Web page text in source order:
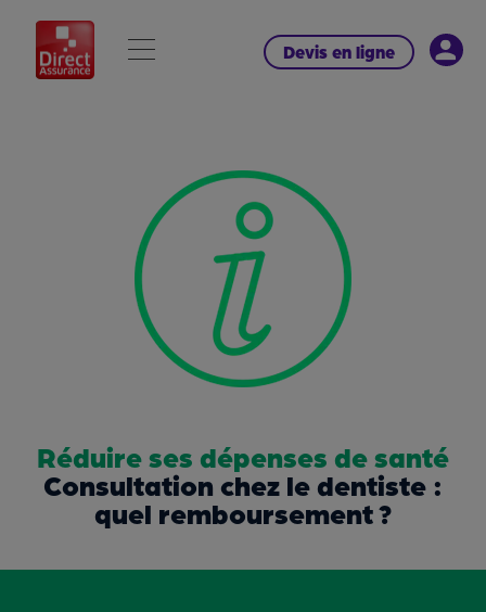
Devis en ligne
Réduire ses dépenses de santé
Consultation chez le dentiste :
quel remboursement ?